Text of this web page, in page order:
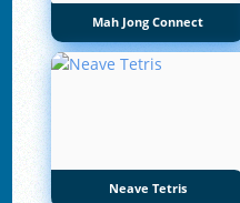
Mah Jong Connect
Neave Tetris